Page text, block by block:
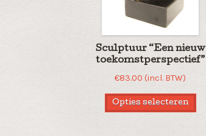
Sculptuur “Een nieuw
toekomstperspectief”
€83.00 (incl. BTW)
Opties selecteren